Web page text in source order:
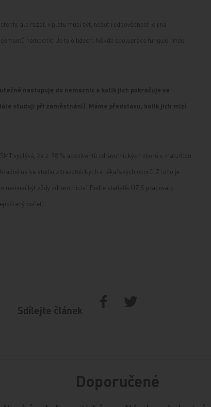
ale rozdíl v platu musí být, neboť i odpovědnost je jiná. I
nemocnic. Je to o lidech. Někde spolupráce funguje, jinde
nastupuje do nemocnic a kolik jich pokračuje ve
studují při zaměstnání). Máme představu, kolik jich mizí
vyplývá, že z 98 % absolventů zdravotnických oborů s maturitou
na ke studiu zdravotnických a lékařských oborů. Z toho je
nemusí být vždy zdravotnictví. Podle statistik ÚZIS pracovalo
počet).
Sdílejte článek
Doporučené